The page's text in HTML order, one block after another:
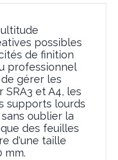
possibles
de finition
professionnel
gérer les
et A4, les
supports lourds
oublier la
des feuilles
d'une taille
mm.